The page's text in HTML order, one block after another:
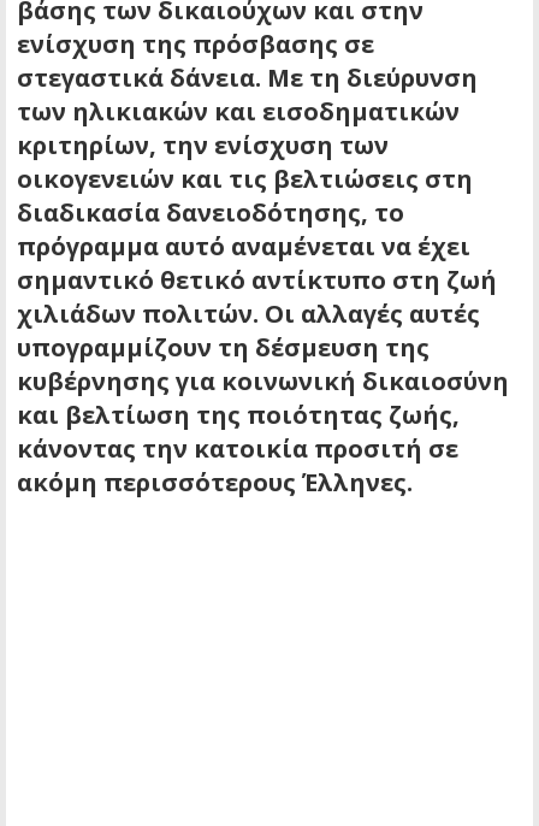
βάσης των δικαιούχων και στην
ενίσχυση της πρόσβασης σε
στεγαστικά δάνεια. Με τη διεύρυνση
των ηλικιακών και εισοδηματικών
κριτηρίων, την ενίσχυση των
οικογενειών και τις βελτιώσεις στη
διαδικασία δανειοδότησης, το
πρόγραμμα αυτό αναμένεται να έχει
σημαντικό θετικό αντίκτυπο στη ζωή
χιλιάδων πολιτών. Οι αλλαγές αυτές
υπογραμμίζουν τη δέσμευση της
κυβέρνησης για κοινωνική δικαιοσύνη
και βελτίωση της ποιότητας ζωής,
κάνοντας την κατοικία προσιτή σε
ακόμη περισσότερους Έλληνες.